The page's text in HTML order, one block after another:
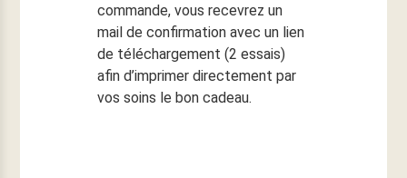
commande, vous recevrez un
mail de confirmation avec un lien
de téléchargement (2 essais)
afin d’imprimer directement par
vos soins le bon cadeau.